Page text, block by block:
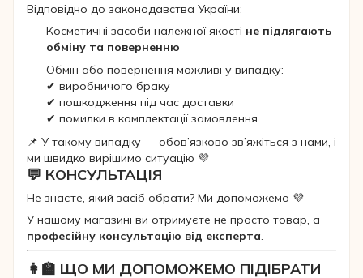
Відповідно до законодавства України:
Косметичні засоби належної якості не підлягають
обміну та поверненню
Обмін або повернення можливі у випадку:
✔ виробничого браку
✔ пошкодження під час доставки
✔ помилки в комплектації замовлення
📌 У такому випадку — обов’язково зв’яжіться з нами, і
ми швидко вирішимо ситуацію 💜
💬 КОНСУЛЬТАЦІЯ
Не знаєте, який засіб обрати? Ми допоможемо 💜
У нашому магазині ви отримуєте не просто товар, а
професійну консультацію від експерта.
👩‍🏫 ЩО МИ ДОПОМОЖЕМО ПІДІБРАТИ